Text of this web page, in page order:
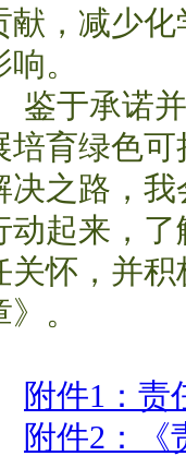
献，减少
响。
鉴于承诺
培育绿色
决之路，
动起来，
关怀，并
》。
附件1：责
附件2：《